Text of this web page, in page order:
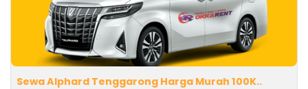
Sewa Alphard Tenggarong Harga Murah 100K..